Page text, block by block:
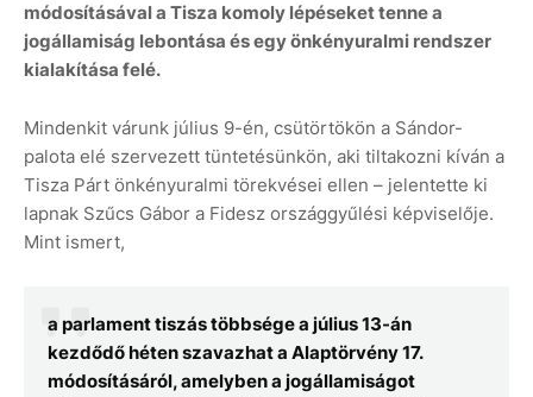
módosításával a Tisza komoly lépéseket tenne a
jogállamiság lebontása és egy önkényuralmi rendszer
kialakítása felé.
Mindenkit várunk július 9-én, csütörtökön a Sándor-
palota elé szervezett tüntetésünkön, aki tiltakozni kíván a
Tisza Párt önkényuralmi törekvései ellen – jelentette ki
lapnak Szűcs Gábor a Fidesz országgyűlési képviselője.
Mint ismert,
a parlament tiszás többsége a július 13-án
kezdődő héten szavazhat a Alaptörvény 17.
módosításáról, amelyben a jogállamiságot